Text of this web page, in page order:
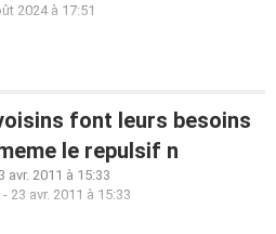
2024 à 17:51
font leurs besoins
le repulsif n
avr. 2011 à 15:33
- 23 avr. 2011 à 15:33